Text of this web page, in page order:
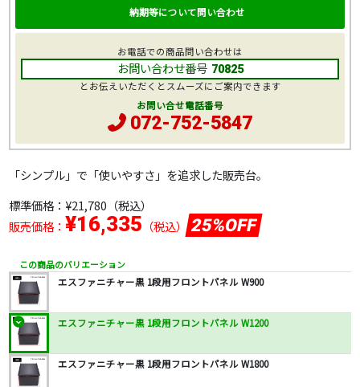
「シンプル」で「使いやすさ」を追求した販売台。
標準価格： ¥21,780 （税込）
販売価格： ¥16,335 （税込） 25%OFF
この商品のバリエーション
エスファニチャー黒 1段用フロントパネル W900
エスファニチャー黒 1段用フロントパネル W1200
エスファニチャー黒 1段用フロントパネル W1800
納期等について問い合わせ
お電話での商品問い合わせは
お問い合わせ番号 70825
とお伝えいただくとスムーズにご案内できます
お問い合せ電話番号
072-752-5847